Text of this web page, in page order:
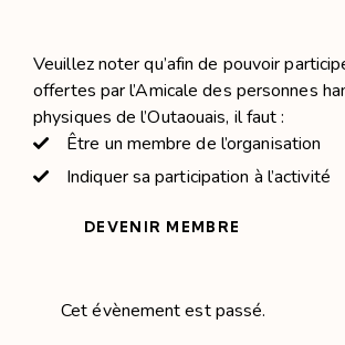
Veuillez noter qu’afin de pouvoir
offertes par l’Amicale des personnes
physiques de l’Outaouais, il faut :
Être un membre de l’organisation
Indiquer sa participation à l’activité
DEVENIR MEMBRE
Cet évènement est passé.